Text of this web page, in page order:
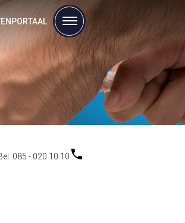
085 - 020 10 10